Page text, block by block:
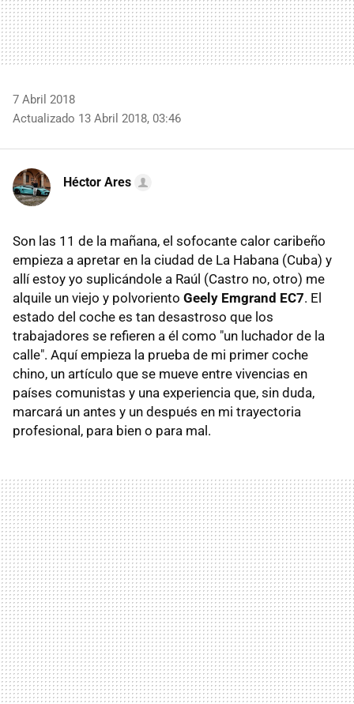
7 Abril 2018
Actualizado 13 Abril 2018, 03:46
Héctor Ares
Son las 11 de la mañana, el sofocante calor caribeño
empieza a apretar en la ciudad de La Habana (Cuba) y
allí estoy yo suplicándole a Raúl (Castro no, otro) me
alquile un viejo y polvoriento Geely Emgrand EC7. El
estado del coche es tan desastroso que los
trabajadores se refieren a él como "un luchador de la
calle". Aquí empieza la prueba de mi primer coche
chino, un artículo que se mueve entre vivencias en
países comunistas y una experiencia que, sin duda,
marcará un antes y un después en mi trayectoria
profesional, para bien o para mal.